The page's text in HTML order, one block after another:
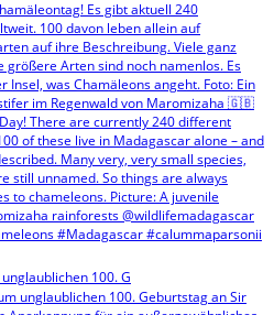
100. G